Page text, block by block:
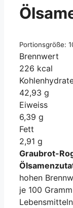
Portionsgröße:
Brennwert
226 kcal
42,93 g
Eiweiss
6,39 g
Fett
2,91 g
Graubrot-
hohen
je 100